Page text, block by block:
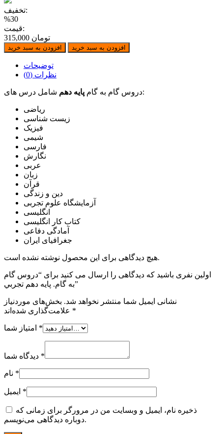
تجربي
تخفیف:
%30
قیمت:
315,000 تومان
افزودن به سبد خرید افزودن به سبد خرید
توضیحات
نظرات (0)
دروس گام به گام پایه دهم شامل درس های:
ریاضی
زيست شناسی
فیزیک
شیمی
فارسی
نگارش
عربی
زبان
قرآن
دین و زندگی
آزمایشگاه علوم تجربی
انگلیسی
کتاب کار انگلیسی
آمادگی دفاعی
جغرافیای ایران
هیچ دیدگاهی برای این محصول نوشته نشده است.
اولین نفری باشید که دیدگاهی را ارسال می کنید برای “دروس گام
به گام. پایه دهم تجربي”
نشانی ایمیل شما منتشر نخواهد شد. بخش‌های موردنیاز
*
*
*
*
*
ذخیره نام، ایمیل و وبسایت من در مرورگر برای زمانی که
دوباره دیدگاهی می‌نویسم.